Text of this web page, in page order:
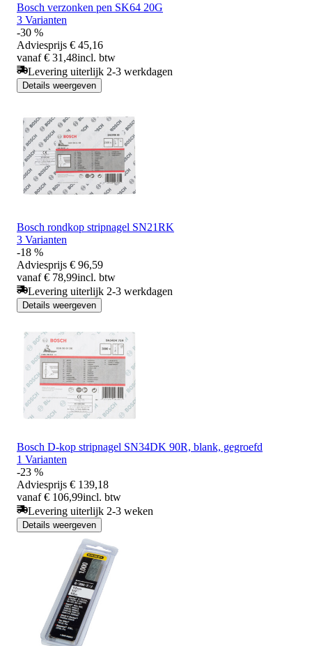
Bosch verzonken pen SK64 20G
3 Varianten
-30 %
Adviesprijs € 45,16
vanaf € 31,48incl. btw
Levering uiterlijk 2-3 werkdagen
Details weergeven
Bosch rondkop stripnagel SN21RK
3 Varianten
-18 %
Adviesprijs € 96,59
vanaf € 78,99incl. btw
Levering uiterlijk 2-3 werkdagen
Details weergeven
Bosch D-kop stripnagel SN34DK 90R, blank, gegroefd
1 Varianten
-23 %
Adviesprijs € 139,18
vanaf € 106,99incl. btw
Levering uiterlijk 2-3 weken
Details weergeven